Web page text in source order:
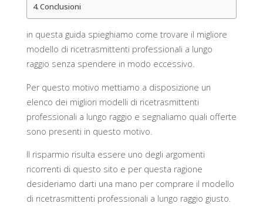
Conclusioni
in questa guida spieghiamo come trovare il migliore
modello di ricetrasmittenti professionali a lungo
raggio senza spendere in modo eccessivo.
Per questo motivo mettiamo a disposizione un
elenco dei migliori modelli di ricetrasmittenti
professionali a lungo raggio e segnaliamo quali offerte
sono presenti in questo motivo.
Il risparmio risulta essere uno degli argomenti
ricorrenti di questo sito e per questa ragione
desideriamo darti una mano per comprare il modello
di ricetrasmittenti professionali a lungo raggio giusto.